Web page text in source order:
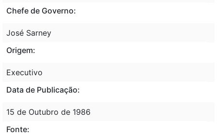
Chefe de Governo:
José Sarney
Origem:
Executivo
Data de Publicação:
15 de Outubro de 1986
Fonte: